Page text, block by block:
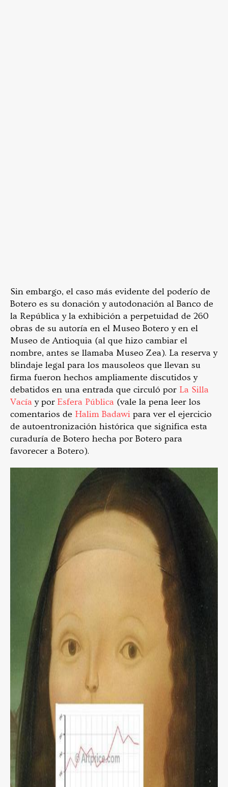
Sin embargo, el caso más evidente del poderío de
Botero es su donación y autodonación al Banco de
la República y la exhibición a perpetuidad de 260
obras de su autoría en el Museo Botero y en el
Museo de Antioquia (al que hizo cambiar el
nombre, antes se llamaba Museo Zea). La reserva y
blindaje legal para los mausoleos que llevan su
firma fueron hechos ampliamente discutidos y
debatidos en una entrada que circuló por La Silla
Vacía y por Esfera Pública (vale la pena leer los
comentarios de Halim Badawi para ver el ejercicio
de autoentronización histórica que significa esta
curaduría de Botero hecha por Botero para
favorecer a Botero).